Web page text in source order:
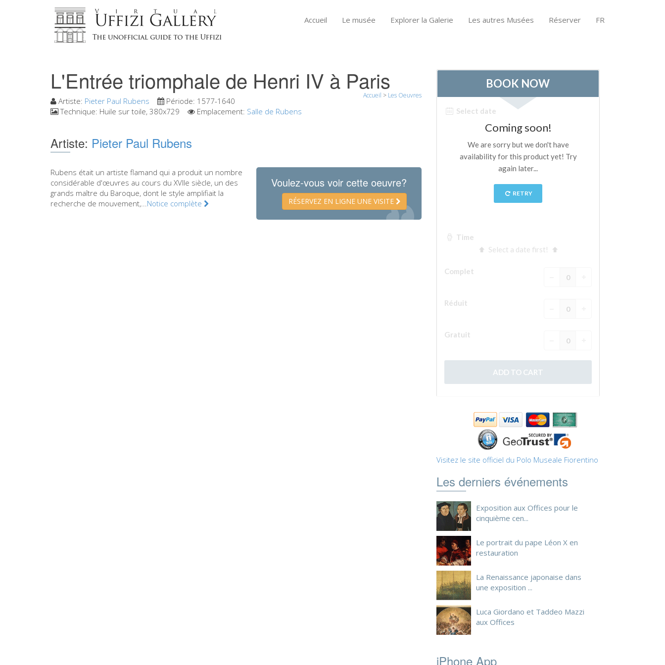
Accueil Le musée Explorer la Galerie Les autres Musées Réserver FR
L'Entrée triomphale de Henri IV à Paris
Accueil > Les Oeuvres
Artiste: Pieter Paul Rubens Période: 1577-1640
Technique: Huile sur toile, 380x729 Emplacement: Salle de Rubens
Artiste: Pieter Paul Rubens
Voulez-vous voir cette oeuvre?
RÉSERVEZ EN LIGNE UNE VISITE
Rubens était un artiste flamand qui a produit un nombre
considérable d'œuvres au cours du XVIIe siècle, un des
grands maître du Baroque, dont le style amplifiait la
recherche de mouvement,...Notice complète
Visitez le site officiel du Polo Museale Fiorentino
Les derniers événements
Exposition aux Offices pour le
cinquième cen...
Le portrait du pape Léon X en
restauration
La Renaissance japonaise dans
une exposition ...
Luca Giordano et Taddeo Mazzi
aux Offices
iPhone App